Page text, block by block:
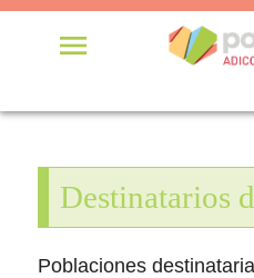

Destinatarios
Poblaciones